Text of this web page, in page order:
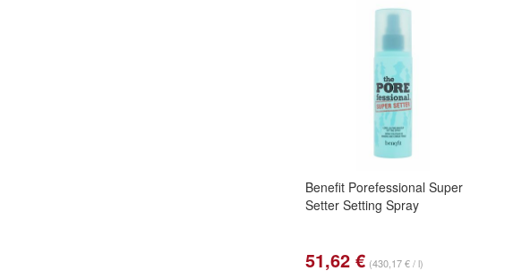
Benefit Porefessional Super
Setter Setting Spray
51,62 € (430,17 € / l)